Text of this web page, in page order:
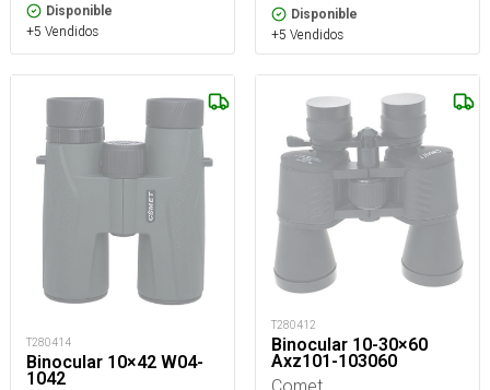
Disponible
+5 Vendidos
Disponible
+5 Vendidos
T280414
Binocular 10×42 W04-
1042
T280412
Binocular 10-30×60
Axz101-103060
Comet